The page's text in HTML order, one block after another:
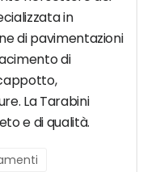
in
di pavimentazioni
di
La Tarabini
e di qualità.